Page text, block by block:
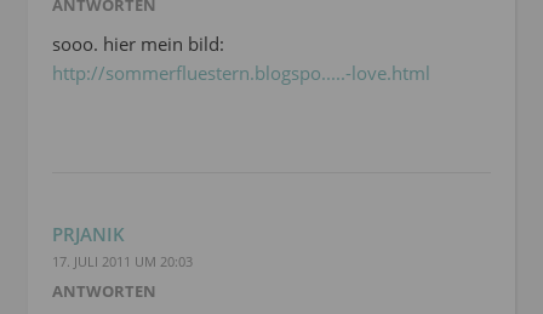
ANTWORTEN
sooo. hier mein bild:
http://sommerfluestern.blogspo.....-love.html
PRJANIK
17. JULI 2011 UM 20:03
ANTWORTEN